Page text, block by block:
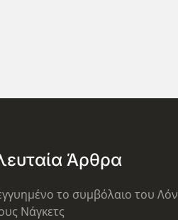
Άρθρα
το συμβόλαιο του
Νάγκετς